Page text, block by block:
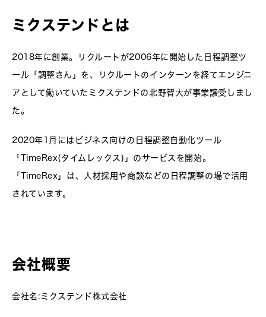
ミクステンドとは
2018年に創業。リクルートが2006年に開始した日程調整ツ
ール「調整さん」を、リクルートのインターンを経てエンジニ
アとして働いていたミクステンドの北野智大が事業譲受しまし
た。
2020年1月にはビジネス向けの日程調整自動化ツール
「TimeRex(タイムレックス)」のサービスを開始。
「TimeRex」は、人材採用や商談などの日程調整の場で活用
されています。
会社概要
会社名:ミクステンド株式会社